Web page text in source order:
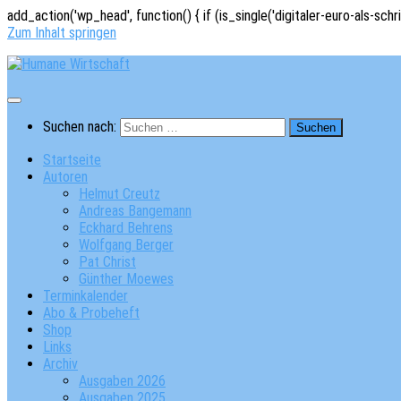
add_action('wp_head', function() { if (is_single('digitaler-euro-als-
Zum Inhalt springen
Suchen nach:
Startseite
Autoren
Helmut Creutz
Andreas Bangemann
Eckhard Behrens
Wolfgang Berger
Pat Christ
Günther Moewes
Terminkalender
Abo & Probeheft
Shop
Links
Archiv
Ausgaben 2026